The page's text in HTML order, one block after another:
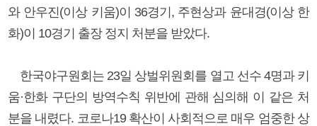
와 안우진(이상 키움)이 36경기, 주현상과 윤대경(이상 한
화)이 10경기 출장 정지 처분을 받았다.
한국야구원회는 23일 상벌위원회를 열고 선수 4명과 키
움·한화 구단의 방역수칙 위반에 관해 심의해 이 같은 처
분을 내렸다. 코로나19 확산이 사회적으로 매우 엄중한 상